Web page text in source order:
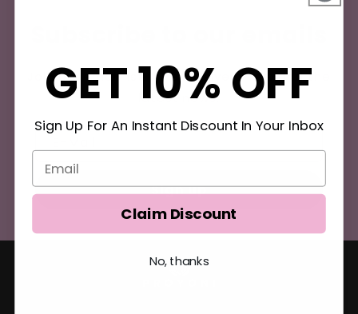
Join our email list for exclusive offers and the
latest news.
Sign up
GET 10% OFF
Sign Up For An Instant Discount In Your Inbox
Claim Discount
No, thanks